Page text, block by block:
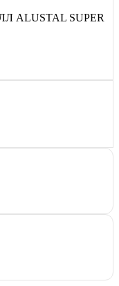
ALUSTAL SUPER